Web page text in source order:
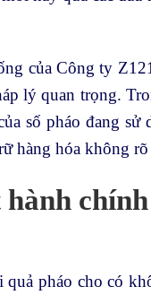
của Công ty
lý quan trọng.
số pháo đang
hàng hóa không
pháo cho có